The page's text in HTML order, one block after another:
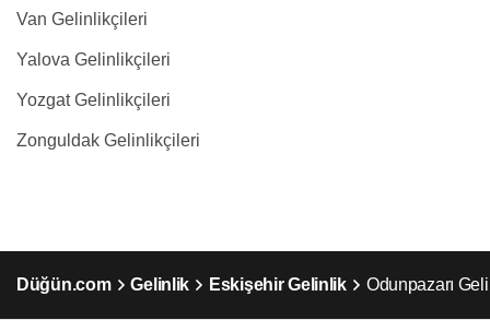
Van Gelinlikçileri
Yalova Gelinlikçileri
Yozgat Gelinlikçileri
Zonguldak Gelinlikçileri
Düğün.com Gelinlik Eskişehir Gelinlik Odunpazarı